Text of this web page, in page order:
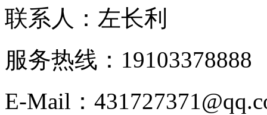
联系人：左长利
服务热线：19103378888
E-Mail：